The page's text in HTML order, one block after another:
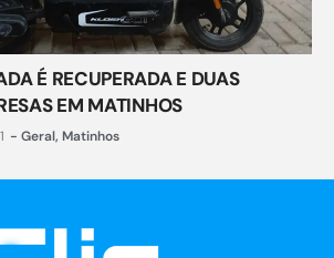
É RECUPERADA E DUAS
EM MATINHOS
- Geral, Matinhos